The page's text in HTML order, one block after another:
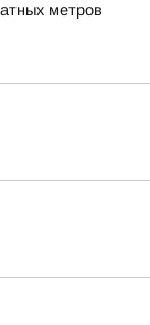
метров